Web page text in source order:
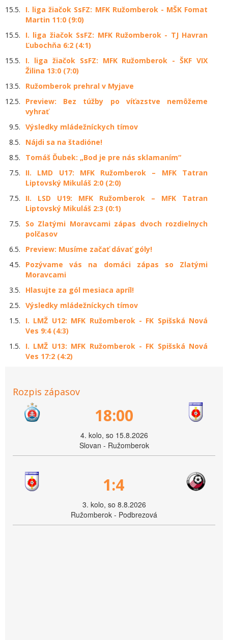
15.5.
I. liga žiačok SsFZ: MFK Ružomberok - MŠK Fomat
Martin 11:0 (9:0)
15.5.
I. liga žiačok SsFZ: MFK Ružomberok - TJ Havran
Ľubochňa 6:2 (4:1)
15.5.
I. liga žiačok SsFZ: MFK Ružomberok - ŠKF VIX
Žilina 13:0 (7:0)
13.5.
Ružomberok prehral v Myjave
12.5.
Preview: Bez túžby po víťazstve nemôžeme
vyhrať
9.5. Výsledky mládežníckych tímov
8.5.
Nájdi sa na štadióne!
8.5.
Tomáš Ďubek: „Bod je pre nás sklamaním“
7.5.
II. LMD U17: MFK Ružomberok – MFK Tatran
Liptovský Mikuláš 2:0 (2:0)
7.5.
II. LSD U19: MFK Ružomberok – MFK Tatran
Liptovský Mikuláš 2:3 (0:1)
7.5.
So Zlatými Moravcami zápas dvoch rozdielnych
polčasov
6.5.
Preview: Musíme začať dávať góly!
4.5.
Pozývame vás na domáci zápas so Zlatými
Moravcami
3.5.
Hlasujte za gól mesiaca apríl!
2.5. Výsledky mládežníckych tímov
1.5.
I. LMŽ U12: MFK Ružomberok - FK Spišská Nová
Ves 9:4 (4:3)
1.5.
I. LMŽ U13: MFK Ružomberok - FK Spišská Nová
Ves 17:2 (4:2)
Rozpis zápasov
18:00
4. kolo, so 15.8.2026
Slovan - Ružomberok
1:4
3. kolo, so 8.8.2026
Ružomberok - Podbrezová